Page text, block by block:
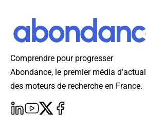
Comprendre pour progresser
Abondance, le premier média
des moteurs de recherche en France.